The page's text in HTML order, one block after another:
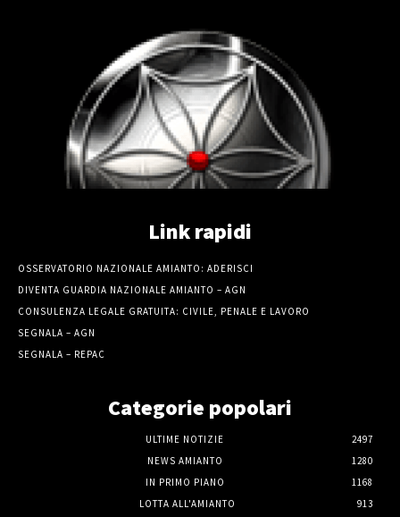
Link rapidi
OSSERVATORIO NAZIONALE AMIANTO: ADERISCI
DIVENTA GUARDIA NAZIONALE AMIANTO – AGN
CONSULENZA LEGALE GRATUITA: CIVILE, PENALE E LAVORO
SEGNALA – AGN
SEGNALA – REPAC
Categorie popolari
ULTIME NOTIZIE
2497
NEWS AMIANTO
1280
IN PRIMO PIANO
1168
LOTTA ALL'AMIANTO
913